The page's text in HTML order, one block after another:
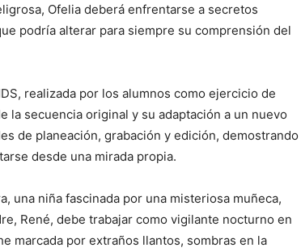
Ofelia deberá enfrentarse a secretos
podría alterar para siempre su comprensión del
realizada por los alumnos como ejercicio de
la secuencia original y su adaptación a un nuevo
de planeación, grabación y edición, demostrando
desde una mirada propia.
una niña fascinada por una misteriosa muñeca,
René, debe trabajar como vigilante nocturno en
marcada por extraños llantos, sombras en la